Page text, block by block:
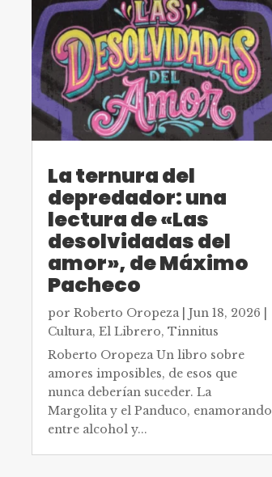
La ternura del
depredador: una
lectura de «Las
desolvidadas del
amor», de Máximo
Pacheco
por Roberto Oropeza| Jun 18, 2026
Cultura, El Librero, Tinnitus
Roberto Oropeza Un libro sobre
amores imposibles, de esos que
nunca deberían suceder. La
Margolita y el Panduco, enamorando
entre alcohol y...